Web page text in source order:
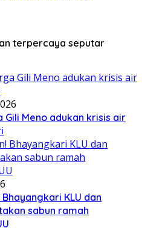
terpercaya seputar
Gili Meno adukan krisis air
KLU dan
sabun ramah